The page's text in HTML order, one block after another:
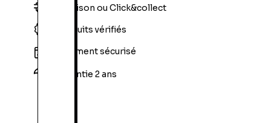
Livraison ou Click&collect
Produits vérifiés
Paiement sécurisé
Garantie 2 ans